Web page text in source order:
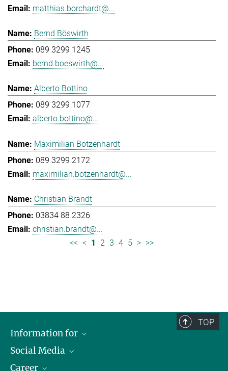
matthias.borchardt@...
Bernd Böswirth
089 3299 1245
bernd.boeswirth@...
Alberto Bottino
089 3299 1077
alberto.bottino@...
Maximilian Botzenhardt
089 3299 2172
maximilian.botzenhardt@...
Christian Brandt
03834 88 2326
christian.brandt@...
<< < 1 2 3 4 5 > >>
TOP
Information for
Journalists
School
Social Media
LinkedIn
Career